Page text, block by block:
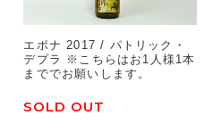
エポナ 2017 / パトリック・
デプラ ※こちらはお1人様1本
まででお願いします。
SOLD OUT